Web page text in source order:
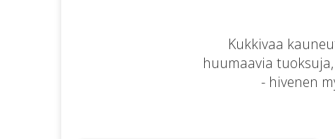
Kukkivaa
huumaavia
- hivenen